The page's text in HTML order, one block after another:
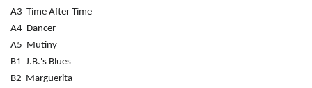
A3 Time After Time
A4 Dancer
A5 Mutiny
B1 J.B.'s Blues
B2 Marguerita